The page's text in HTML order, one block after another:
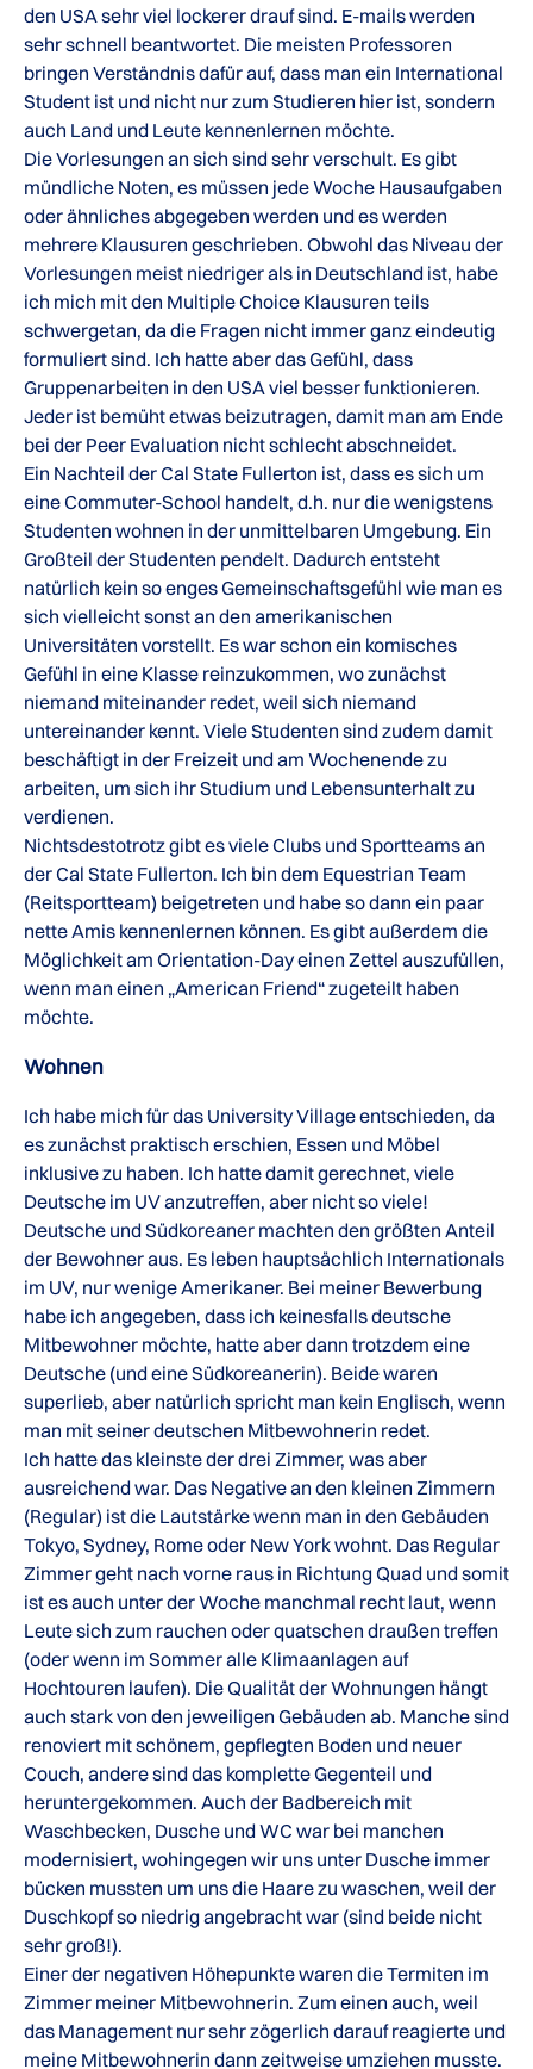
den USA sehr viel lockerer drauf sind. E-mails werden
sehr schnell beantwortet. Die meisten Professoren
bringen Verständnis dafür auf, dass man ein International
Student ist und nicht nur zum Studieren hier ist, sondern
auch Land und Leute kennenlernen möchte.
Die Vorlesungen an sich sind sehr verschult. Es gibt
mündliche Noten, es müssen jede Woche Hausaufgaben
oder ähnliches abgegeben werden und es werden
mehrere Klausuren geschrieben. Obwohl das Niveau der
Vorlesungen meist niedriger als in Deutschland ist, habe
ich mich mit den Multiple Choice Klausuren teils
schwergetan, da die Fragen nicht immer ganz eindeutig
formuliert sind. Ich hatte aber das Gefühl, dass
Gruppenarbeiten in den USA viel besser funktionieren.
Jeder ist bemüht etwas beizutragen, damit man am Ende
bei der Peer Evaluation nicht schlecht abschneidet.
Ein Nachteil der Cal State Fullerton ist, dass es sich um
eine Commuter-School handelt, d.h. nur die wenigstens
Studenten wohnen in der unmittelbaren Umgebung. Ein
Großteil der Studenten pendelt. Dadurch entsteht
natürlich kein so enges Gemeinschaftsgefühl wie man es
sich vielleicht sonst an den amerikanischen
Universitäten vorstellt. Es war schon ein komisches
Gefühl in eine Klasse reinzukommen, wo zunächst
niemand miteinander redet, weil sich niemand
untereinander kennt. Viele Studenten sind zudem damit
beschäftigt in der Freizeit und am Wochenende zu
arbeiten, um sich ihr Studium und Lebensunterhalt zu
verdienen.
Nichtsdestotrotz gibt es viele Clubs und Sportteams an
der Cal State Fullerton. Ich bin dem Equestrian Team
(Reitsportteam) beigetreten und habe so dann ein paar
nette Amis kennenlernen können. Es gibt außerdem die
Möglichkeit am Orientation-Day einen Zettel auszufüllen,
wenn man einen „American Friend“ zugeteilt haben
möchte.
Wohnen
Ich habe mich für das University Village entschieden, da
es zunächst praktisch erschien, Essen und Möbel
inklusive zu haben. Ich hatte damit gerechnet, viele
Deutsche im UV anzutreffen, aber nicht so viele!
Deutsche und Südkoreaner machten den größten Anteil
der Bewohner aus. Es leben hauptsächlich Internationals
im UV, nur wenige Amerikaner. Bei meiner Bewerbung
habe ich angegeben, dass ich keinesfalls deutsche
Mitbewohner möchte, hatte aber dann trotzdem eine
Deutsche (und eine Südkoreanerin). Beide waren
superlieb, aber natürlich spricht man kein Englisch, wenn
man mit seiner deutschen Mitbewohnerin redet.
Ich hatte das kleinste der drei Zimmer, was aber
ausreichend war. Das Negative an den kleinen Zimmern
(Regular) ist die Lautstärke wenn man in den Gebäuden
Tokyo, Sydney, Rome oder New York wohnt. Das Regular
Zimmer geht nach vorne raus in Richtung Quad und somit
ist es auch unter der Woche manchmal recht laut, wenn
Leute sich zum rauchen oder quatschen draußen treffen
(oder wenn im Sommer alle Klimaanlagen auf
Hochtouren laufen). Die Qualität der Wohnungen hängt
auch stark von den jeweiligen Gebäuden ab. Manche sind
renoviert mit schönem, gepflegten Boden und neuer
Couch, andere sind das komplette Gegenteil und
heruntergekommen. Auch der Badbereich mit
Waschbecken, Dusche und WC war bei manchen
modernisiert, wohingegen wir uns unter Dusche immer
bücken mussten um uns die Haare zu waschen, weil der
Duschkopf so niedrig angebracht war (sind beide nicht
sehr groß!).
Einer der negativen Höhepunkte waren die Termiten im
Zimmer meiner Mitbewohnerin. Zum einen auch, weil
das Management nur sehr zögerlich darauf reagierte und
meine Mitbewohnerin dann zeitweise umziehen musste.